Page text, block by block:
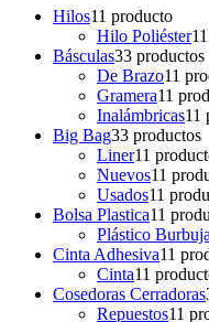
Hilos11 producto
Hilo Poliéster1
Básculas33 productos
De Brazo11
Gramera11
Inalámbricas11
Big Bag33 productos
Liner11
Nuevos11
Usados11
Bolsa Plastica11
Plástico Burbuja
Cinta Adhesiva11
Cinta11
Cosedoras Cerradoras
Repuestos11